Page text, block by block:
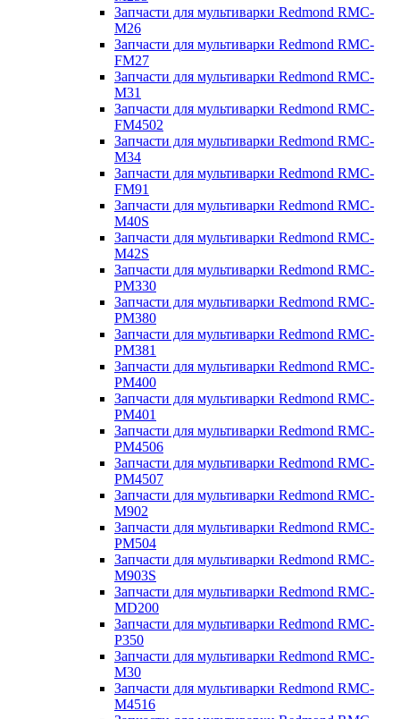
Запчасти для мультиварки Redmond RMC-
M26
Запчасти для мультиварки Redmond RMC-
FM27
Запчасти для мультиварки Redmond RMC-
M31
Запчасти для мультиварки Redmond RMC-
FM4502
Запчасти для мультиварки Redmond RMC-
M34
Запчасти для мультиварки Redmond RMC-
FM91
Запчасти для мультиварки Redmond RMC-
M40S
Запчасти для мультиварки Redmond RMC-
M42S
Запчасти для мультиварки Redmond RMC-
PM330
Запчасти для мультиварки Redmond RMC-
PM380
Запчасти для мультиварки Redmond RMC-
PM381
Запчасти для мультиварки Redmond RMC-
PM400
Запчасти для мультиварки Redmond RMC-
PM401
Запчасти для мультиварки Redmond RMC-
PM4506
Запчасти для мультиварки Redmond RMC-
PM4507
Запчасти для мультиварки Redmond RMC-
M902
Запчасти для мультиварки Redmond RMC-
PM504
Запчасти для мультиварки Redmond RMC-
M903S
Запчасти для мультиварки Redmond RMC-
MD200
Запчасти для мультиварки Redmond RMC-
P350
Запчасти для мультиварки Redmond RMC-
M30
Запчасти для мультиварки Redmond RMC-
M4516